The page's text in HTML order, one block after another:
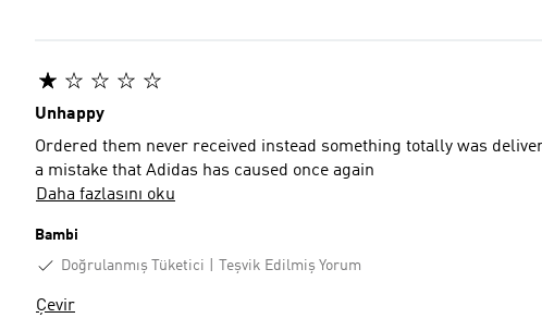
Unhappy
Ordered them never received instead something totally was
a mistake that Adidas has caused once again
Daha fazlasını oku
Bambi
Doğrulanmış Tüketici
Teşvik Edilmiş Yorum
Çevir